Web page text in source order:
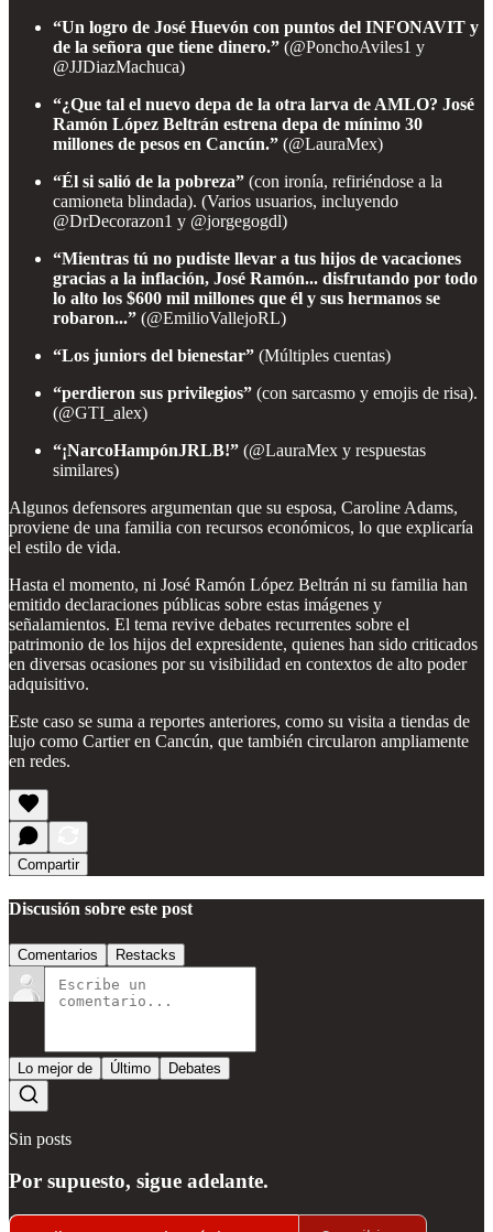
“Un logro de José Huevón con puntos del INFONAVIT y
de la señora que tiene dinero.” (@PonchoAviles1 y
@JJDiazMachuca)
“¿Que tal el nuevo depa de la otra larva de AMLO? José
Ramón López Beltrán estrena depa de mínimo 30
millones de pesos en Cancún.” (@LauraMex)
“Él si salió de la pobreza” (con ironía, refiriéndose a la
camioneta blindada). (Varios usuarios, incluyendo
@DrDecorazon1 y @jorgegogdl)
“Mientras tú no pudiste llevar a tus hijos de vacaciones
gracias a la inflación, José Ramón... disfrutando por todo
lo alto los $600 mil millones que él y sus hermanos se
robaron...” (@EmilioVallejoRL)
“Los juniors del bienestar” (Múltiples cuentas)
“perdieron sus privilegios” (con sarcasmo y emojis de risa).
(@GTI_alex)
“¡NarcoHampónJRLB!” (@LauraMex y respuestas
similares)
Algunos defensores argumentan que su esposa, Caroline Adams,
proviene de una familia con recursos económicos, lo que explicaría
el estilo de vida.
Hasta el momento, ni José Ramón López Beltrán ni su familia han
emitido declaraciones públicas sobre estas imágenes y
señalamientos. El tema revive debates recurrentes sobre el
patrimonio de los hijos del expresidente, quienes han sido criticados
en diversas ocasiones por su visibilidad en contextos de alto poder
adquisitivo.
Este caso se suma a reportes anteriores, como su visita a tiendas de
lujo como Cartier en Cancún, que también circularon ampliamente
en redes.
Compartir
Discusión sobre este post
Comentarios Restacks
Lo mejor de Último Debates
Sin posts
Por supuesto, sigue adelante.